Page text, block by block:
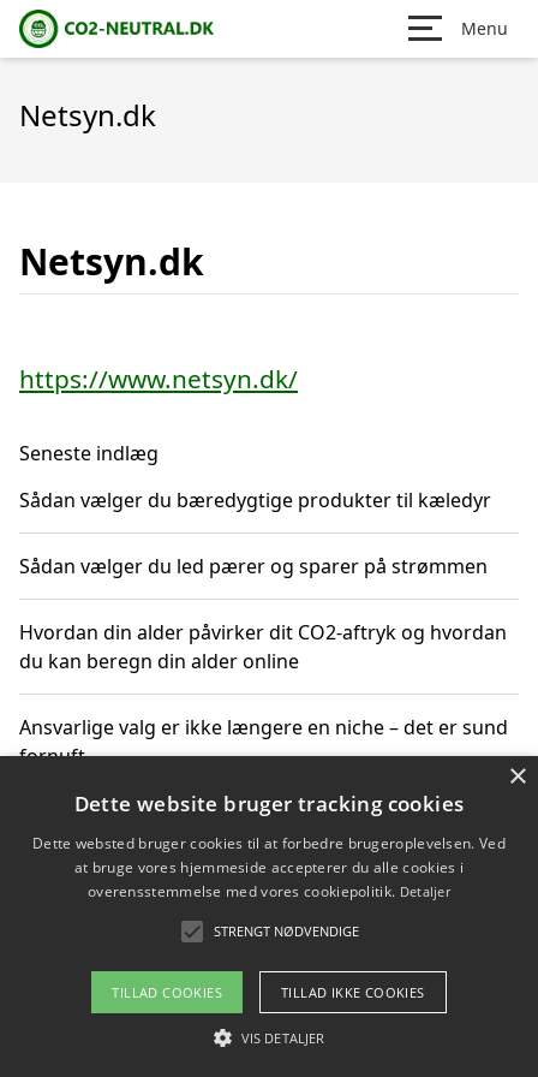
Menu
Netsyn.dk
Netsyn.dk
https://www.netsyn.dk/
Seneste indlæg
Sådan vælger du bæredygtige produkter til kæledyr
Sådan vælger du led pærer og sparer på strømmen
Hvordan din alder påvirker dit CO2-aftryk og hvordan
du kan beregn din alder online
Ansvarlige valg er ikke længere en niche – det er sund
fornuft
Sådan kan du handle bæredygtigt og bestil med
faktura
Om / kontakt
Blog Betingelser
×
Dette website bruger tracking cookies
Dette websted bruger cookies til at forbedre brugeroplevelsen. Ved
at bruge vores hjemmeside accepterer du alle cookies i
overensstemmelse med vores cookiepolitik. Detaljer
STRENGT NØDVENDIGE
TILLAD COOKIES TILLAD IKKE COOKIES
VIS DETALJER